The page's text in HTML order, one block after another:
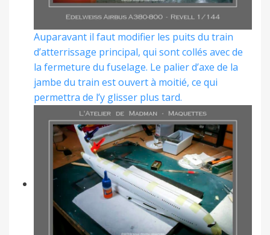
Auparavant il faut modifier les puits du train
d’atterrissage principal, qui sont collés avec de
la fermeture du fuselage. Le palier d’axe de la
jambe du train est ouvert à moitié, ce qui
permettra de l’y glisser plus tard.